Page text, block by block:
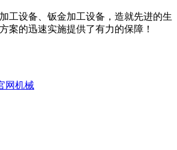
工设备、钣金加工设备，造就先进的生
案的迅速实施提供了有力的保障！